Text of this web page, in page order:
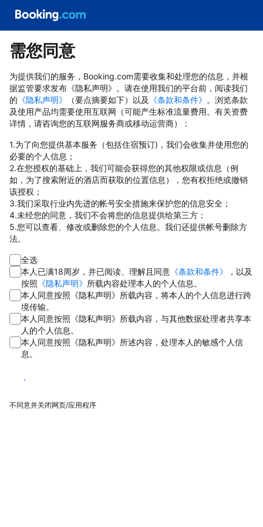
需您同意
为提供我们的服务，Booking.com需要收集和处理您的信息，并根
据监管要求发布《隐私声明》。请在使用我们的平台前，阅读我们
的 《隐私声明》 （要点摘要如下）以及 《条款和条件》 。浏览条款
及使用产品均需要使用互联网（可能产生标准流量费用。有关资费
详情，请咨询您的互联网服务商或移动运营商）：
1.为了向您提供基本服务（包括住宿预订)，我们会收集并使用您的
必要的个人信息；
2.在您授权的基础上，我们可能会获得您的其他权限或信息（例
如，为了搜索附近的酒店而获取的位置信息），您有权拒绝或撤销
该授权；
3.我们采取行业内先进的帐号安全措施来保护您的信息安全；
4.未经您的同意，我们不会将您的信息提供给第三方；
5.您可以查看、修改或删除您的个人信息。我们还提供帐号删除方
法。
全选
本人已满18周岁，并已阅读、理解且同意 《条款和条件》
，以及
按照 《隐私声明》 所载内容处理本人的个人信息。
本人同意按照《隐私声明》所载内容，将本人的个人信息进行跨
境传输。
本人同意按照《隐私声明》所载内容，与其他数据处理者共享本
人的个人信息。
本人同意按照《隐私声明》所述内容，处理本人的敏感个人信
息。
同意
不同意并关闭网页/应用程序